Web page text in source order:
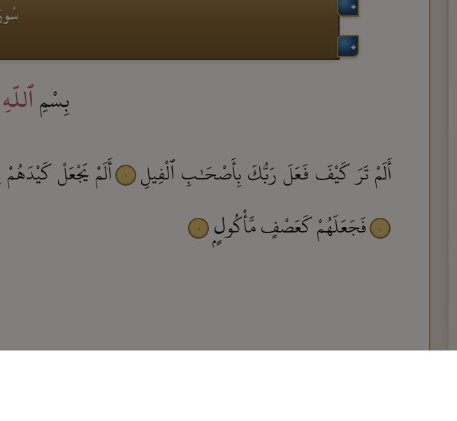
بِسْمِٱللَّهِ
أَلَمْ تَرَ كَيْفَ فَعَلَ رَبُّكَ بِأَصْحَـٰبِ ٱلْفِيلِ ١ أَلَمْ يَجْعَلْ
٤ فَجَعَلَهُمْ كَعَصْفٍ مَّأْكُولٍۭ ٥